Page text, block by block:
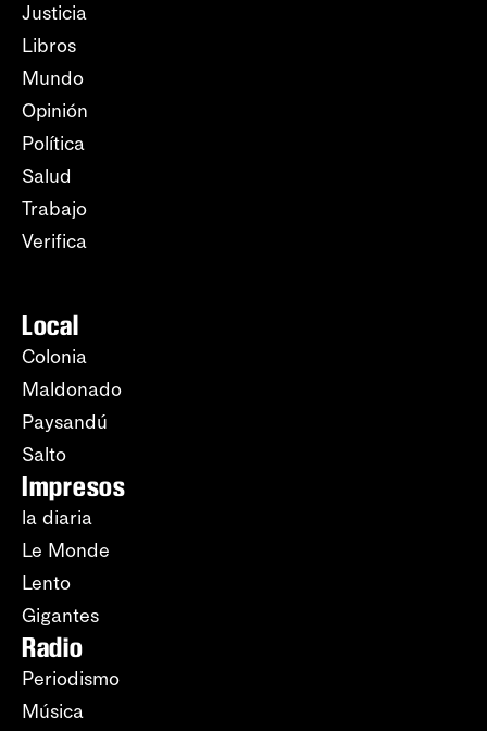
Justicia
Libros
Mundo
Opinión
Política
Salud
Trabajo
Verifica
Local
Colonia
Maldonado
Paysandú
Salto
Impresos
la diaria
Le Monde
Lento
Gigantes
Radio
Periodismo
Música